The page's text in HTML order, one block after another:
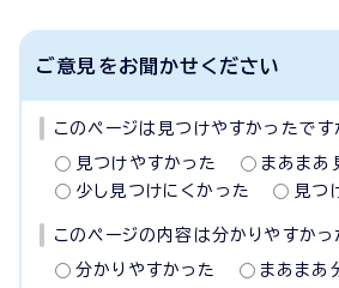
ご意見をお聞かせください
このページは見つけやすかったです
見つけやすかった
まあまあ
少し見つけにくかった
見つ
このページの内容は分かりやすかっ
分かりやすかった
まあまあ